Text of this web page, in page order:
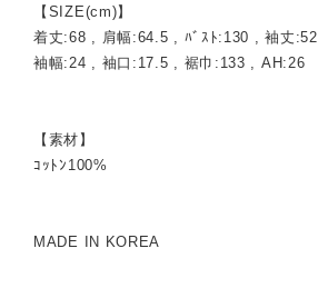
【SIZE(cm)】
着丈:68 , 肩幅:64.5 , ﾊﾞｽﾄ:130 , 袖丈:52
袖幅:24 , 袖口:17.5 , 裾巾:133 , AH:26
【素材】
ｺｯﾄﾝ100%
MADE IN KOREA